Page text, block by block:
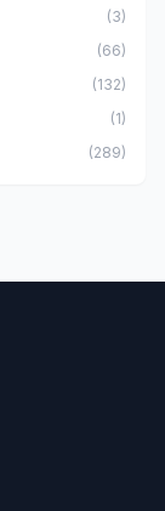
(3)
(66)
(132)
(1)
(289)